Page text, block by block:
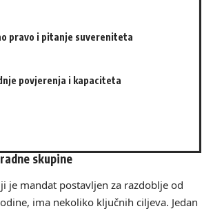
pravo i pitanje suvereniteta
povjerenja i kapaciteta
skupine
je mandat postavljen za razdoblje od
ima nekoliko ključnih ciljeva. Jedan